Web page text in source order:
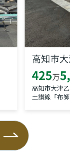
高知市
425万
高知市大津乙
土讃線「布